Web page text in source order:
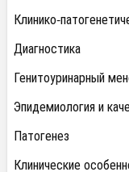
Клинико-
Диагностика
Генитоуринарный
Эпидемиология и
Патогенез
Клинические